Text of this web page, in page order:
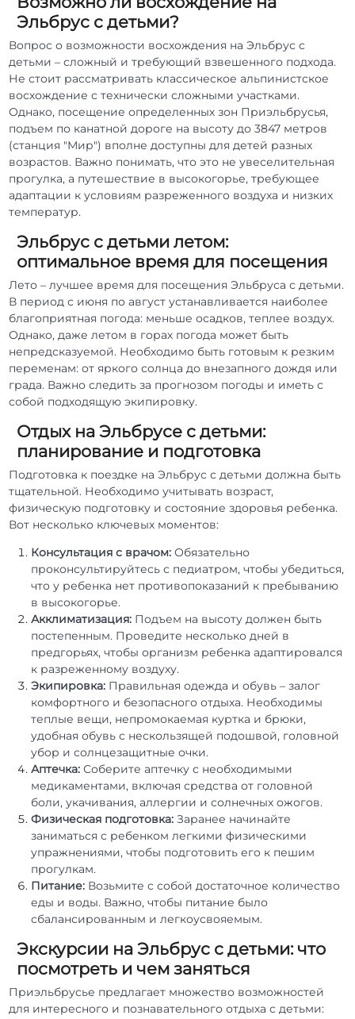
Эльбрус с детьми?
Вопрос о возможности восхождения на Эльбрус с
детьми – сложный и требующий взвешенного подхода.
Не стоит рассматривать классическое альпинистское
восхождение с технически сложными участками.
Однако, посещение определенных зон Приэльбрусья,
подъем по канатной дороге на высоту до 3847 метров
(станция "Мир") вполне доступны для детей разных
возрастов. Важно понимать, что это не увеселительная
прогулка, а путешествие в высокогорье, требующее
адаптации к условиям разреженного воздуха и низких
температур.
Эльбрус с детьми летом:
оптимальное время для посещения
Лето – лучшее время для посещения Эльбруса с детьми.
В период с июня по август устанавливается наиболее
благоприятная погода: меньше осадков, теплее воздух.
Однако, даже летом в горах погода может быть
непредсказуемой. Необходимо быть готовым к резким
переменам: от яркого солнца до внезапного дождя или
града. Важно следить за прогнозом погоды и иметь с
собой подходящую экипировку.
Отдых на Эльбрусе с детьми:
планирование и подготовка
Подготовка к поездке на Эльбрус с детьми должна быть
тщательной. Необходимо учитывать возраст,
физическую подготовку и состояние здоровья ребенка.
Вот несколько ключевых моментов:
Консультация с врачом: Обязательно
проконсультируйтесь с педиатром, чтобы убедиться,
что у ребенка нет противопоказаний к пребыванию
в высокогорье.
Акклиматизация: Подъем на высоту должен быть
постепенным. Проведите несколько дней в
предгорьях, чтобы организм ребенка адаптировался
к разреженному воздуху.
Экипировка: Правильная одежда и обувь – залог
комфортного и безопасного отдыха. Необходимы
теплые вещи, непромокаемая куртка и брюки,
удобная обувь с нескользящей подошвой, головной
убор и солнцезащитные очки.
Аптечка: Соберите аптечку с необходимыми
медикаментами, включая средства от головной
боли, укачивания, аллергии и солнечных ожогов.
Физическая подготовка: Заранее начинайте
заниматься с ребенком легкими физическими
упражнениями, чтобы подготовить его к пешим
прогулкам.
Питание: Возьмите с собой достаточное количество
еды и воды. Важно, чтобы питание было
сбалансированным и легкоусвояемым.
Экскурсии на Эльбрус с детьми: что
посмотреть и чем заняться
Приэльбрусье предлагает множество возможностей
для интересного и познавательного отдыха с детьми: